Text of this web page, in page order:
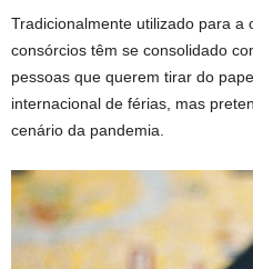
Tradicionalmente utilizado para a
consórcios têm se consolidado
pessoas que querem tirar do
internacional de férias, mas
cenário da pandemia.